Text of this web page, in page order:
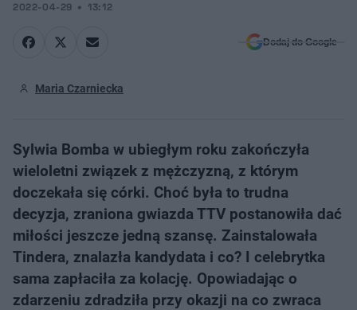
2022-04-29 13:12
Dodaj do Google
Maria Czarniecka
Sylwia Bomba w ubiegłym roku zakończyła
wieloletni związek z mężczyzną, z którym
doczekała się córki. Choć była to trudna
decyzja, zraniona gwiazda TTV postanowiła dać
miłości jeszcze jedną szansę. Zainstalowała
Tindera, znalazła kandydata i co? I celebrytka
sama zapłaciła za kolację. Opowiadając o
zdarzeniu zdradziła przy okazji na co zwraca